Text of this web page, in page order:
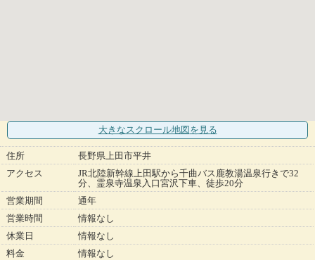
大きなスクロール地図 を見る
住所
長野県上田市平井
アクセス
JR北陸新幹線上田駅から千曲バス鹿教湯温泉行きで32
分、霊泉寺温泉入口宮沢下車、徒歩20分
営業期間
通年
営業時間
情報なし
休業日
情報なし
料金
情報なし